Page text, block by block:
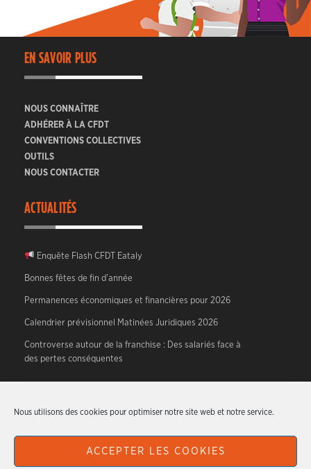
Nous utilisons des cookies pour optimiser notre site web et notre service.
ACCEPTER LES COOKIES
EN SAVOIR PLUS
NOUS CONNAÎTRE
ADHÉRER À LA CFDT
CONVENTIONS COLLECTIVES
OUTILS
NOUS CONTACTER
ACTUALITÉS
Enquête Flash CFDT Eataly
Bonnes fêtes de fin d’année
Permanences économiques et financières pour 2026
Calendrier prévisionnel Matinées Juridiques 2026
Controverse autour de la franchise : Des salariés face à
des pertes conséquentes
CFDT HTR – Hotellerie, Tourisme, Restauration.
Articles originaux écrits par les militants du syndicat.